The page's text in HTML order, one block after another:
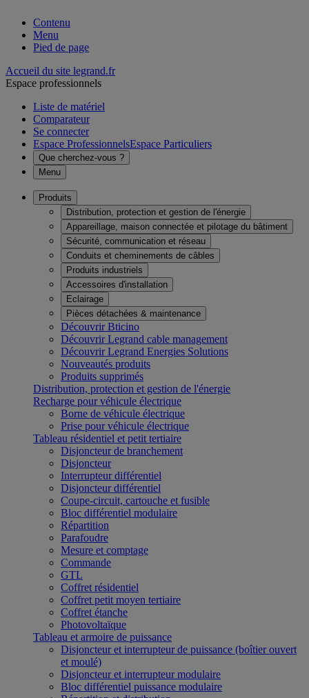
Contenu
Menu
Pied de page
Accueil du site legrand.fr
Espace professionnels
Liste de matériel
Comparateur
Se connecter
Espace ProfessionnelsEspace Particuliers
Que cherchez-vous ?
Menu
Produits
Distribution, protection et gestion de l'énergie
Appareillage, maison connectée et pilotage du bâtiment
Sécurité, communication et réseau
Conduits et cheminements de câbles
Produits industriels
Accessoires d'installation
Eclairage
Pièces détachées & maintenance
Découvrir Bticino
Découvrir Legrand cable management
Découvrir Legrand Energies Solutions
Nouveautés produits
Produits supprimés
Distribution, protection et gestion de l'énergie
Recharge pour véhicule électrique
Borne de véhicule électrique
Prise pour véhicule électrique
Tableau résidentiel et petit tertiaire
Disjoncteur de branchement
Disjoncteur
Interrupteur différentiel
Disjoncteur différentiel
Coupe-circuit, cartouche et fusible
Bloc différentiel modulaire
Répartition
Parafoudre
Mesure et comptage
Commande
GTL
Coffret résidentiel
Coffret petit moyen tertiaire
Coffret étanche
Photovoltaïque
Tableau et armoire de puissance
Disjoncteur et interrupteur de puissance (boîtier ouvert
et moulé)
Disjoncteur et interrupteur modulaire
Bloc différentiel puissance modulaire